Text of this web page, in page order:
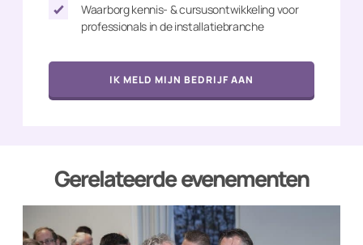
Waarborg kennis- & cursusontwikkeling voor
professionals in de installatiebranche
IK MELD MIJN BEDRIJF AAN
Gerelateerde evenementen